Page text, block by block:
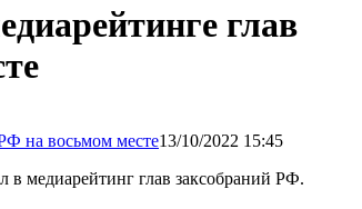
глав
13/10/2022 15:45
медиарейтинг глав заксобраний РФ.